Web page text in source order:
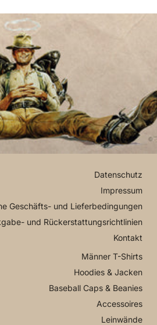
Datenschutz
Impressum
Geschäfts- und Lieferbedingungen
und Rückerstattungsrichtlinien
Kontakt
Männer T-Shirts
Hoodies & Jacken
Baseball Caps & Beanies
Accessoires
Leinwände